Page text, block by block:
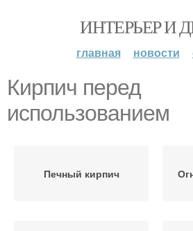
ИНТЕРЬЕР И
главная новости
Кирпич перед
использованием
Печный кирпич